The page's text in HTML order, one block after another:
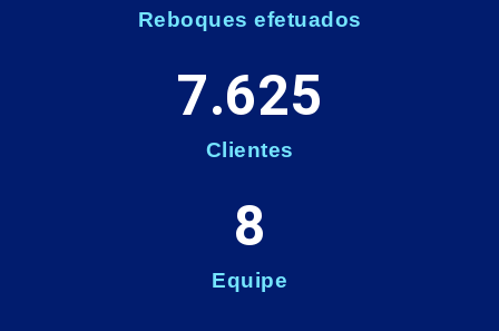
Reboques efetuados
Clientes
7.625
Equipe
8